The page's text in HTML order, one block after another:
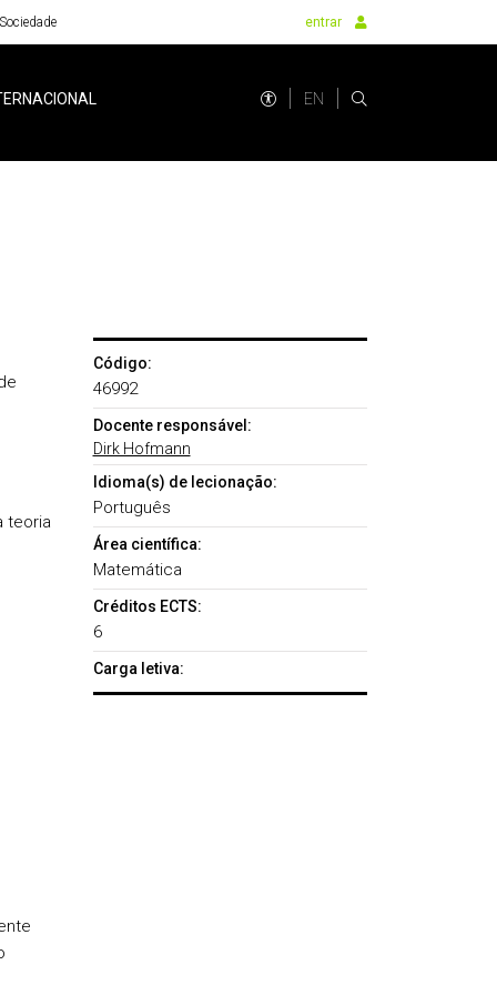
Sociedade entrar
EN
teoria
Código:
46992
Docente responsável:
Dirk Hofmann
Idioma(s) de lecionação:
Português
Área científica:
Matemática
Créditos ECTS:
6
Carga letiva: